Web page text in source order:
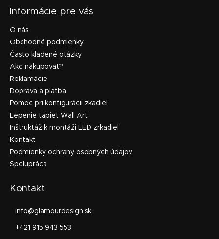
Informácie pre vás
O nás
Obchodné podmienky
Často kladené otázky
Ako nakupovať?
Reklamácie
Doprava a platba
Pomoc pri konfigurácii zkadiel
Lepenie tapiet Wall Art
Inštruktáž k montáži LED zrkadiel
Kontakt
Podmienky ochrany osobných údajov
Spolupráca
Kontakt
info@glamourdesign.sk
+421 915 943 553